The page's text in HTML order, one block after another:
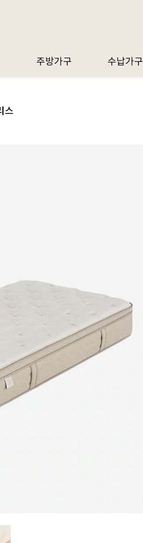
주방가구 수납가구
스